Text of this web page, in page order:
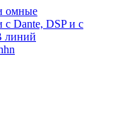
омные
Dante, DSP и с
линий